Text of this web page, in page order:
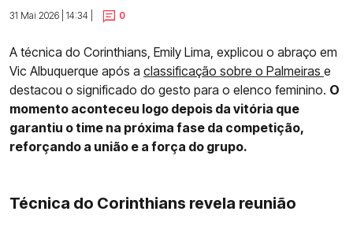
31 Mai 2026 | 14:34 |
0
A técnica do Corinthians, Emily Lima, explicou o abraço em
Vic Albuquerque após a classificação sobre o Palmeiras e
destacou o significado do gesto para o elenco feminino. O
momento aconteceu logo depois da vitória que
garantiu o time na próxima fase da competição,
reforçando a união e a força do grupo.
Técnica do Corinthians revela reunião